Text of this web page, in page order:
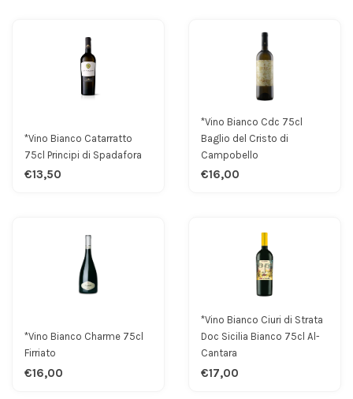
*Vino Bianco Catarratto
75cl Principi di Spadafora
€13,50
*Vino Bianco Cdc 75cl
Baglio del Cristo di
Campobello
€16,00
*Vino Bianco Charme 75cl
Firriato
€16,00
*Vino Bianco Ciuri di Strata
Doc Sicilia Bianco 75cl Al-
Cantara
€17,00